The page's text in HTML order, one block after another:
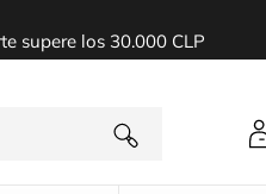
supere los 30.000 CLP